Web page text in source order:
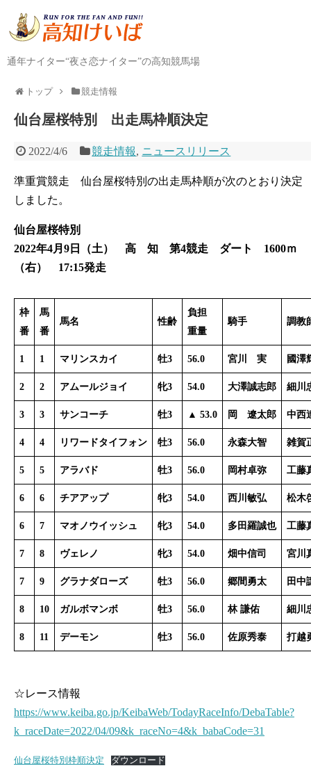
通年ナイター“夜さ恋ナイター”の高知競馬場
トップ 競走情報
仙台屋桜特別 出走馬枠順決定
2022/4/6 競走情報, ニュースリリース
準重賞競走 仙台屋桜特別の出走馬枠順が次のとおり決定
しました。
仙台屋桜特別
2022年4月9日（土） 高 知 第4競走 ダート 1600ｍ
（右） 17:15発走
枠
番
馬
番
馬名 性齢
負担
重量
騎手 調教
1 1 マリンスカイ 牡3 56.0 宮川 実 國澤
2 2 アムールジョイ 牝3 54.0 大澤誠志郎 細川
3 3 サンコーチ 牡3 ▲ 53.0 岡 遼太郎 中西
4 4 リワードタイフォン 牡3 56.0 永森大智 雑賀
5 5 アラバド 牡3 56.0 岡村卓弥 工藤
6 6 チアアップ 牝3 54.0 西川敏弘 松木
6 7 マオノウイッシュ 牝3 54.0 多田羅誠也 工藤
7 8 ヴェレノ 牝3 54.0 畑中信司 宮川
7 9 グラナダローズ 牡3 56.0 郷間勇太 田中
8 10 ガルボマンボ 牡3 56.0 林 謙佑 細川
8 11 デーモン 牡3 56.0 佐原秀泰 打越
☆レース情報
https://www.keiba.go.jp/KeibaWeb/TodayRaceInfo/DebaTable?
k_raceDate=2022/04/09&k_raceNo=4&k_babaCode=31
仙台屋桜特別枠順決定 ダウンロード